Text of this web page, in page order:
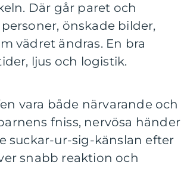
Där går paret och
önskade bilder,
vädret ändras. En bra
ljus och logistik.
vara både närvarande och
fniss, nervösa händer
suckar-ur-sig-känslan efter
snabb reaktion och